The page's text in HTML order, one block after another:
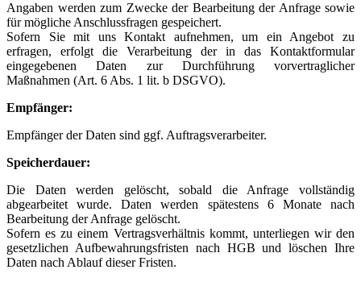
Angaben werden zum Zwecke der Bearbeitung der Anfrage sowie
für mögliche Anschlussfragen gespeichert.
Sofern Sie mit uns Kontakt aufnehmen, um ein Angebot zu
erfragen, erfolgt die Verarbeitung der in das Kontaktformular
eingegebenen Daten zur Durchführung vorvertraglicher
Maßnahmen (Art. 6 Abs. 1 lit. b DSGVO).
Empfänger:
Empfänger der Daten sind ggf. Auftragsverarbeiter.
Speicherdauer:
Die Daten werden gelöscht, sobald die Anfrage vollständig
abgearbeitet wurde. Daten werden spätestens 6 Monate nach
Bearbeitung der Anfrage gelöscht.
Sofern es zu einem Vertragsverhältnis kommt, unterliegen wir den
gesetzlichen Aufbewahrungsfristen nach HGB und löschen Ihre
Daten nach Ablauf dieser Fristen.